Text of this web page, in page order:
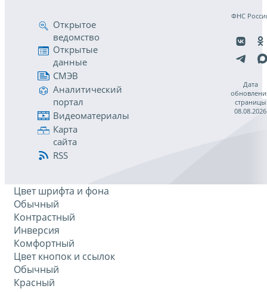
Открытое
ведомство
Открытые
данные
СМЭВ
Аналитический
портал
Видеоматериалы
Карта
сайта
RSS
ФНС
Дата
страницы
08.08.2026
Цвет шрифта и фона
Обычный
Контрастный
Инверсия
Комфортный
Цвет кнопок и ссылок
Обычный
Красный